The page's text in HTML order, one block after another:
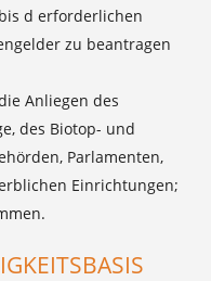
d erforderlichen
zu beantragen
Anliegen des
des Biotop- und
Parlamenten,
Einrichtungen;